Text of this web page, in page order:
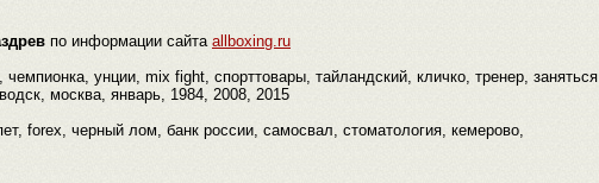
по информации сайта allboxing.ru
чемпионка, унции, mix fight, спорттовары, тайландский, кличко, тренер, заняться
москва, январь, 1984, 2008, 2015
forex, черный лом, банк россии, самосвал, стоматология, кемерово,